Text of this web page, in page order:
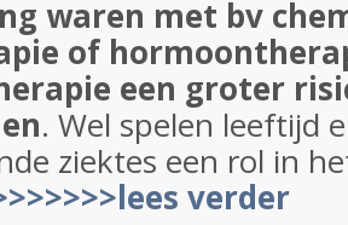
waren met bv
of
een groter
. Wel spelen leeftijd
ziektes een rol in
verder